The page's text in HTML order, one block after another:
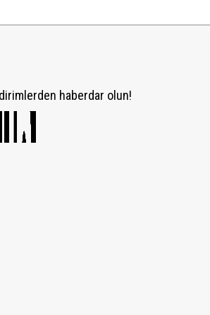
haberdar olun!